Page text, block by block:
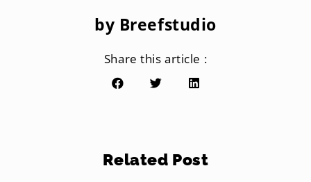
by Breefstudio
Share this article :
Related Post